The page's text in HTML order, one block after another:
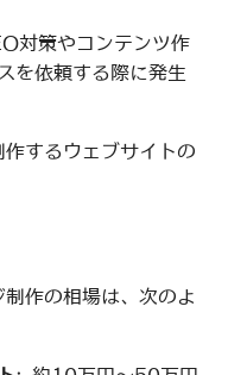
対策やコンテンツ作
を依頼する際に発生
するウェブサイトの
作の相場は、次のよ